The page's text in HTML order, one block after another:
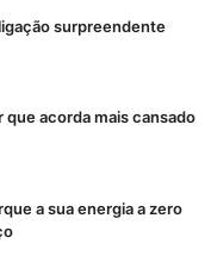
surpreendente
que acorda mais cansado
a sua energia a zero